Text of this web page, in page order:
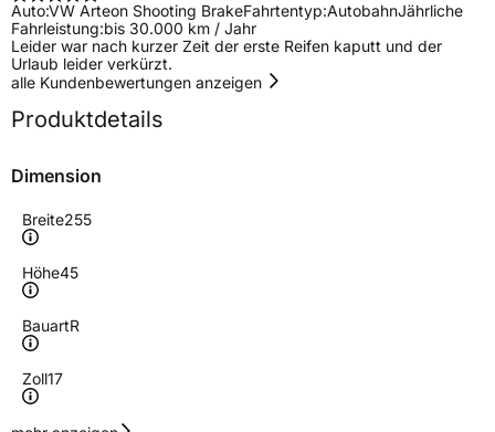
Auto:VW Arteon Shooting BrakeFahrtentyp:AutobahnJährliche
Fahrleistung:bis 30.000 km / Jahr
Leider war nach kurzer Zeit der erste Reifen kaputt und der
Urlaub leider verkürzt.
alle Kundenbewertungen anzeigen
Produktdetails
Dimension
Breite255
Höhe45
BauartR
Zoll17